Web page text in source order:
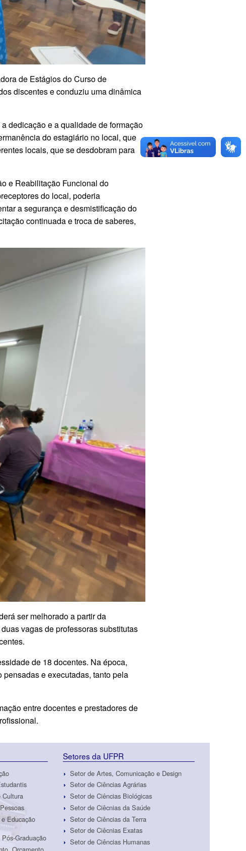
de Estágios do Curso de
discentes e conduziu uma dinâmica
dedicação e a qualidade de formação
do estagiário no local, que
locais, que se desdobram para
e Reabilitação Funcional do
do local, poderia
a segurança e desmistificação do
continuada e troca de saberes,
ser melhorado a partir da
vagas de professoras substitutas
de 18 docentes. Na época,
e executadas, tanto pela
entre docentes e prestadores de
Cultura
Educação
Graduação
Setores da UFPR
Setor de Artes, Comunicação e Design
Setor de Ciências Agrárias
Setor de Ciências Biológicas
Setor de Ciêcnias da Saúde
Setor de Ciências da Terra
Setor de Ciêcnias Exatas
Setor de Ciências Humanas